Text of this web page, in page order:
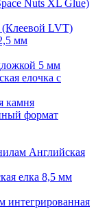
Nuts XL Glue)
(Клеевой LVT)
мм
5 мм
елочка с
камня
формат
Английская
елка 8,5 мм